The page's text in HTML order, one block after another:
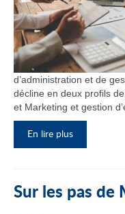
d’administration et de
décline en deux profils
et Marketing et gestion
En lire plus
Sur les pas de